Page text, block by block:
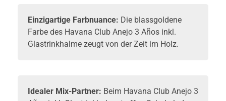
Einzigartige Farbnuance: Die blassgoldene
Farbe des Havana Club Anejo 3 Años inkl.
Glastrinkhalme zeugt von der Zeit im Holz.
Idealer Mix-Partner: Beim Havana Club Anejo 3